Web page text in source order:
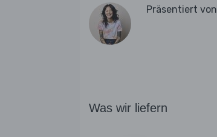
Präsentiert von
Was wir liefern